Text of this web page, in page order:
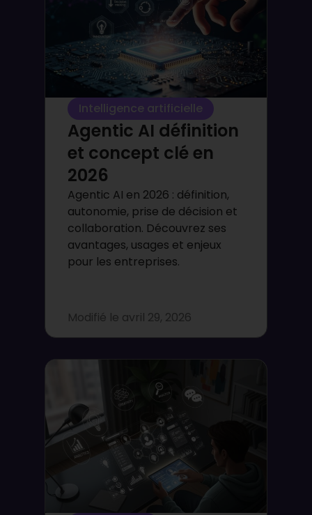
Intelligence artificielle
Agentic AI définition
et concept clé en
2026
Agentic AI en 2026 : définition,
autonomie, prise de décision et
collaboration. Découvrez ses
avantages, usages et enjeux
pour les entreprises.
Modifié le avril 29, 2026